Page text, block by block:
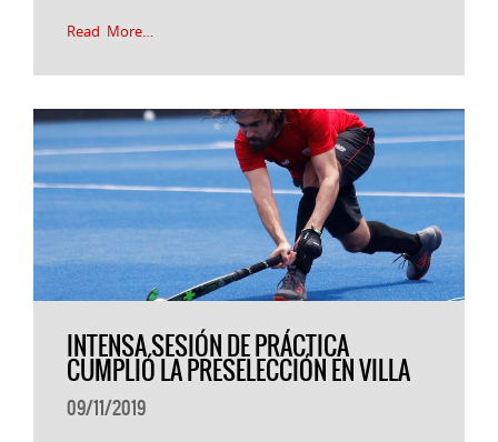
Read More…
INTENSA SESIÓN DE PRÁCTICA
CUMPLIÓ LA PRESELECCIÓN EN VILLA
09/11/2019